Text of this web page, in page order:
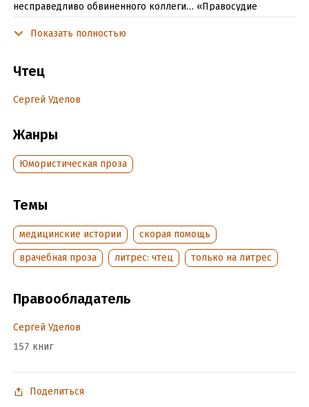
несправедливо обвиненного коллеги… «Правосудие
оснований», говорил Конфуций.
Подробная информация
Дата написания:
Дата поступления:
ISBN (EAN):9785535576251
Показать полностью
Чтец
Сергей Уделов
Жанры
Юмористическая проза
Темы
медицинские истории
скорая помощь
врачебная проза
литрес: чтец только на литрес
Правообладатель
Сергей Уделов
157 книг
Поделиться